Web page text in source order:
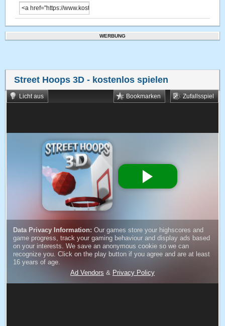
WERBUNG
Street Hoops 3D - kostenlos spielen
Licht aus Zufallsspiel
Bookmarken